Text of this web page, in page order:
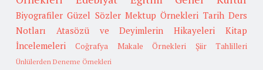
Biyografiler Güzel Sözler Mektup Örnekleri Tarih Ders
Notları
Atasözü ve Deyimlerin Hikayeleri
Kitap
İncelemeleri
Coğrafya Makale Örnekleri Şiir Tahlilleri
Ünlülerden Deneme Örnekleri